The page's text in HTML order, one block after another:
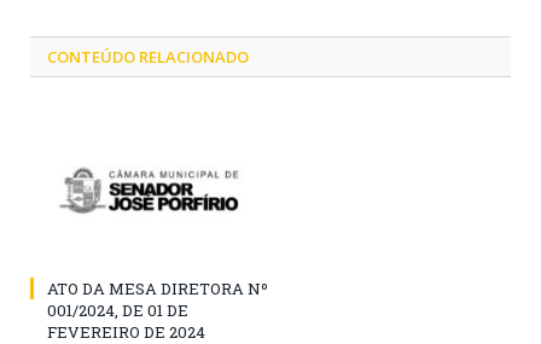
CONTEÚDO RELACIONADO
ATO DA MESA DIRETORA Nº
001/2024, DE 01 DE
FEVEREIRO DE 2024